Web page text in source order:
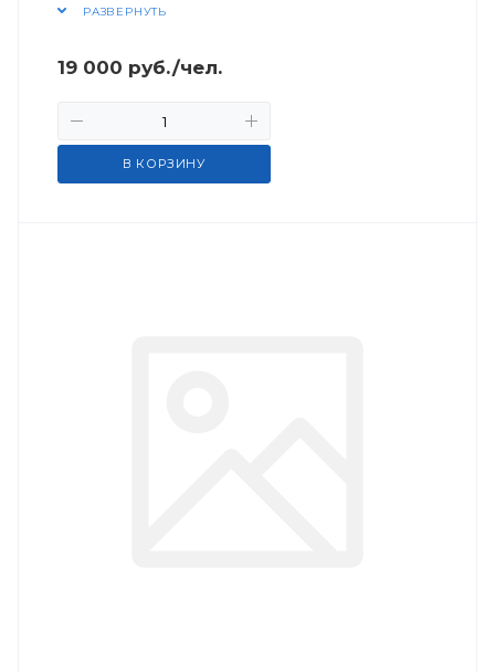
РАЗВЕРНУТЬ
19 000 руб./чел.
В КОРЗИНУ